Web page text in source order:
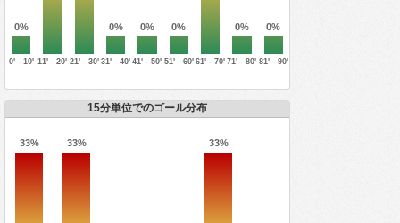
0% 0% 0% 0% 0% 0%
0' - 10' 11' - 20' 21' - 30' 31' - 40' 41' - 50' 51' - 60' 61' - 70' 71' - 80' 81' - 90'
15分単位でのゴール分布
33% 33% 33%